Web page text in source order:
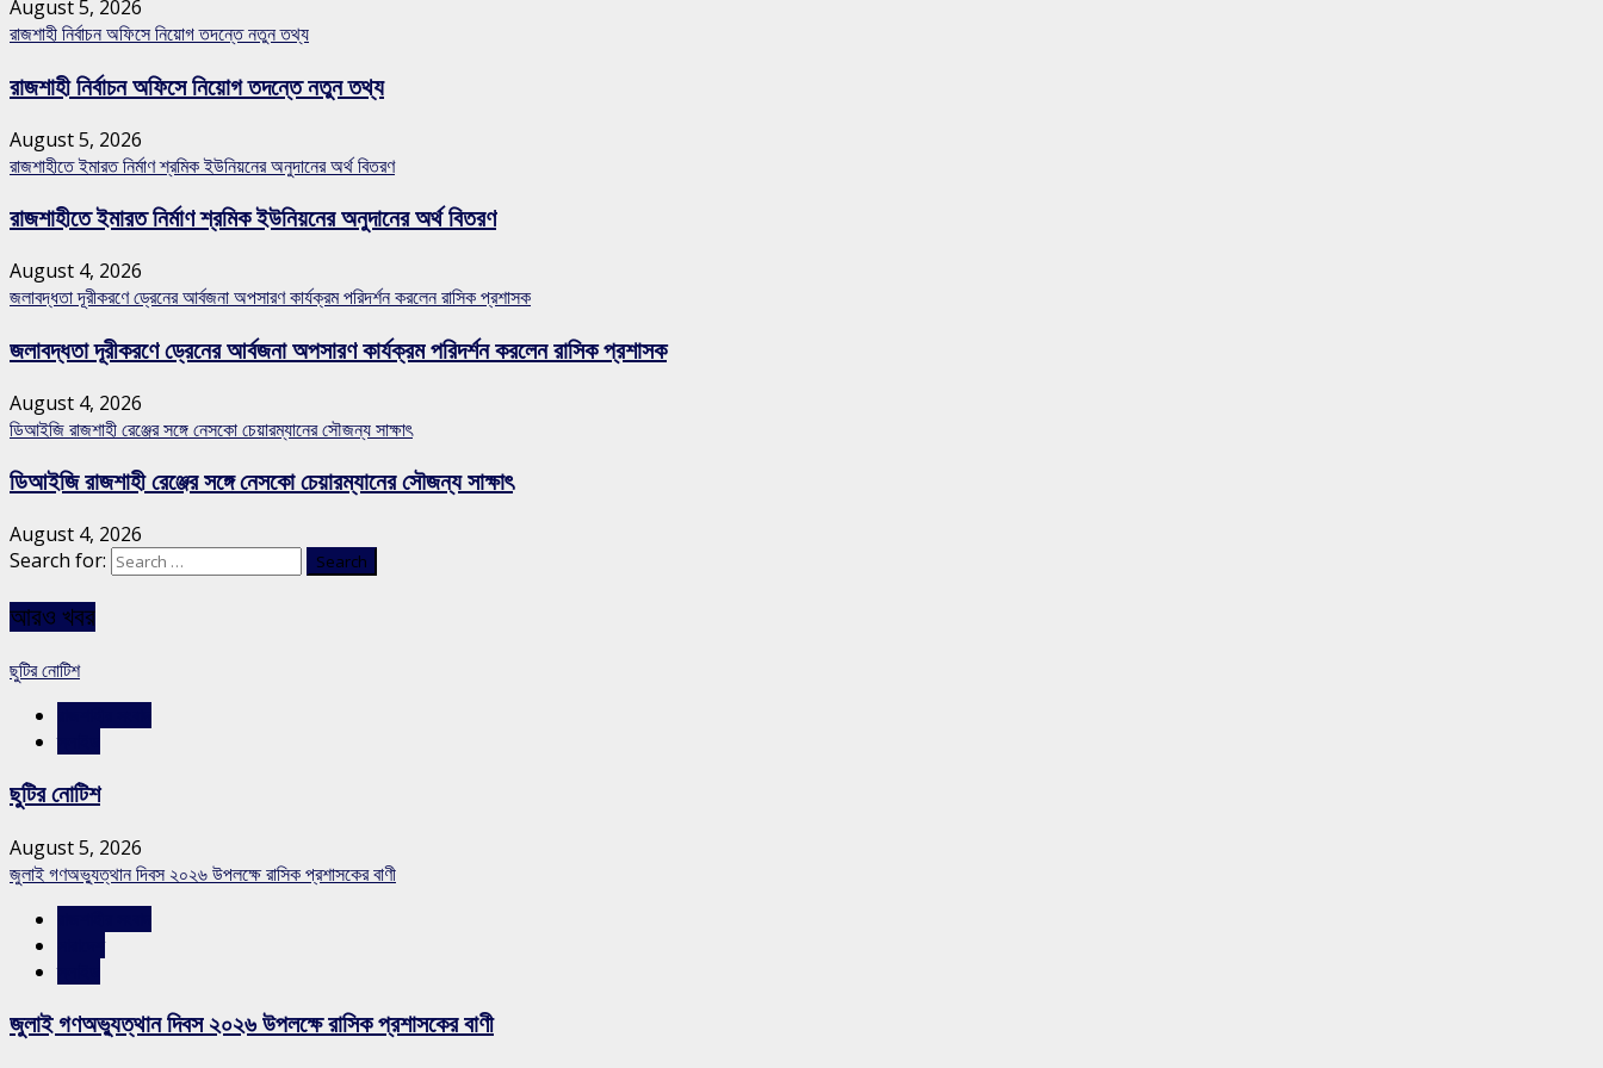
August 5, 2026
রাজশাহী নির্বাচন অফিসে নিয়োগ তদন্তে নতুন তথ্য
রাজশাহী নির্বাচন অফিসে নিয়োগ তদন্তে নতুন তথ্য
August 5, 2026
রাজশাহীতে ইমারত নির্মাণ শ্রমিক ইউনিয়নের অনুদানের অর্থ বিতরণ
রাজশাহীতে ইমারত নির্মাণ শ্রমিক ইউনিয়নের অনুদানের অর্থ বিতরণ
August 4, 2026
জলাবদ্ধতা দূরীকরণে ড্রেনের আর্বজনা অপসারণ কার্যক্রম পরিদর্শন করলেন রাসিক প্রশাসক
জলাবদ্ধতা দূরীকরণে ড্রেনের আর্বজনা অপসারণ কার্যক্রম পরিদর্শন করলেন রাসিক প্রশাসক
August 4, 2026
ডিআইজি রাজশাহী রেঞ্জের সঙ্গে নেসকো চেয়ারম্যানের সৌজন্য সাক্ষাৎ
ডিআইজি রাজশাহী রেঞ্জের সঙ্গে নেসকো চেয়ারম্যানের সৌজন্য সাক্ষাৎ
August 4, 2026
Search for:
আরও খবর
ছুটির নোটিশ
ছুটির নোটিশ
August 5, 2026
জুলাই গণঅভ্যুত্থান দিবস ২০২৬ উপলক্ষে রাসিক প্রশাসকের বাণী
জুলাই গণঅভ্যুত্থান দিবস ২০২৬ উপলক্ষে রাসিক প্রশাসকের বাণী